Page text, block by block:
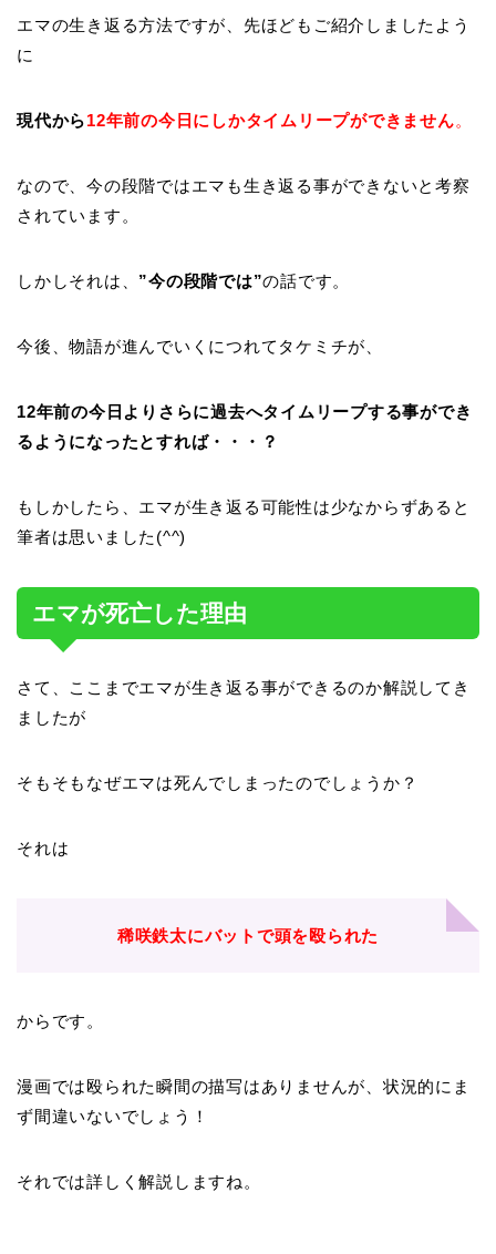
エマの生き返る方法ですが、先ほどもご紹介しましたよう
に
現代から12年前の今日にしかタイムリープができません。
なので、今の段階ではエマも生き返る事ができないと考察
されています。
しかしそれは、 ”今の段階では”の話です。
今後、物語が進んでいくにつれてタケミチが、
12年前の今日よりさらに過去へタイムリープする事ができ
るようになったとすれば・・・？
もしかしたら、エマが生き返る可能性は少なからずあると
筆者は思いました(^^)
エマが死亡した理由
さて、ここまでエマが生き返る事ができるのか解説してき
ましたが
そもそもなぜエマは死んでしまったのでしょうか？
それは
稀咲鉄太にバットで頭を殴られた
からです。
漫画では殴られた瞬間の描写はありませんが、状況的にま
ず間違いないでしょう！
それでは詳しく解説しますね。